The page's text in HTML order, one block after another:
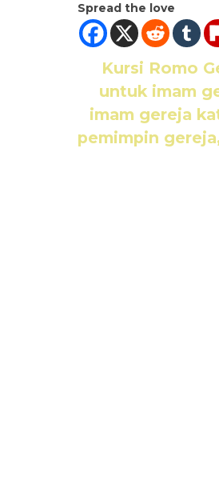
Spread the love
Kursi Romo
untuk imam
imam gereja
pemimpin